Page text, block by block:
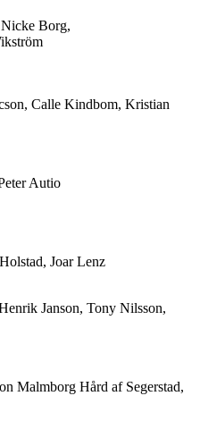
Borg,
Calle Kindbom, Kristian
Autio
Joar Lenz
Janson, Tony Nilsson,
Malmborg Hård af Segerstad,